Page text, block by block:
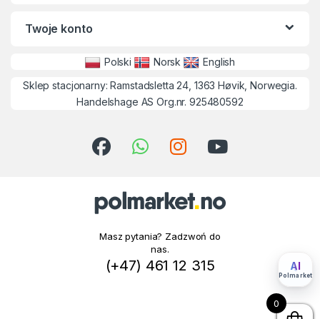
Twoje konto
Polski Norsk
English
Sklep stacjonarny: Ramstadsletta 24, 1363 Høvik, Norwegia.
Handelshage AS Org.nr. 925480592
Masz pytania? Zadzwoń do
nas.
(+47) 461 12 315
0
AI
Polmarket